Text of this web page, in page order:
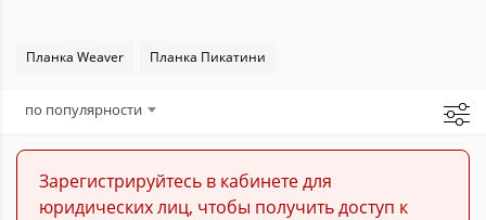
Планка Weaver Планка Пикатини
по популярности
Зарегистрируйтесь в кабинете для
юридических лиц, чтобы получить доступ к